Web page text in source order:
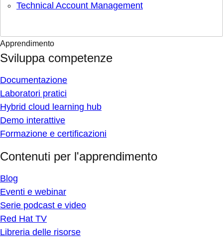
Technical Account Management
Apprendimento
Sviluppa competenze
Documentazione
Laboratori pratici
Hybrid cloud learning hub
Demo interattive
Formazione e certificazioni
Contenuti per l'apprendimento
Blog
Eventi e webinar
Serie podcast e video
Red Hat TV
Libreria delle risorse